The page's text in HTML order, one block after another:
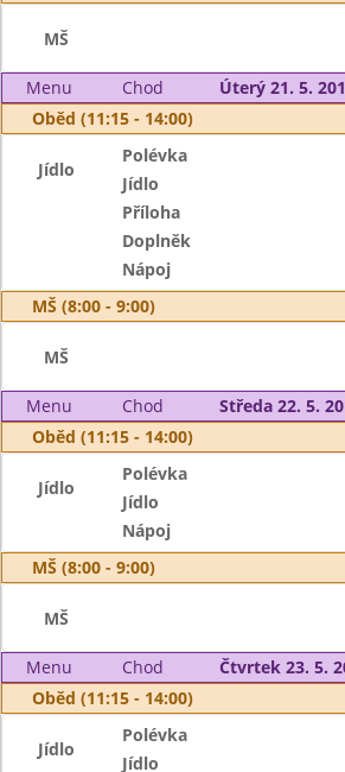
MŠ
Menu Chod
Úterý 21. 5.
Oběd (11:15 - 14:00)
Jídlo
Polévka
Jídlo
Příloha
Doplněk
Nápoj
MŠ (8:00 - 9:00)
MŠ
Menu Chod
Středa 22. 5.
Oběd (11:15 - 14:00)
Jídlo
Polévka
Jídlo
Nápoj
MŠ (8:00 - 9:00)
MŠ
Menu Chod
Čtvrtek 23. 5.
Oběd (11:15 - 14:00)
Jídlo
Polévka
Jídlo